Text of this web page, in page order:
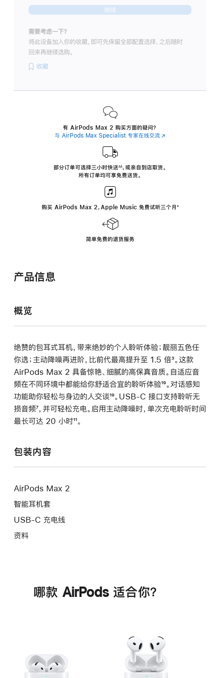
继续
需要考虑一下？
将此设备加入你的收藏，即可先保留全部配置选择，之后随时
回来再继续选购。
收藏
有 AirPods Max 2 购买方面的疑问？
与 AirPods Max Specialist 专家在线交流(在
中
部分订单可选择三小时快送∆∆， 或亲自到店取货。
所有订单均可享免费送货。
购买 AirPods Max 2，Apple Music 免费试听三个月 ‍脚
‍⁺
简单免费的退货服务
产品信息
概览
绝赞的包耳式耳机，带来绝妙的个人聆听体验；靓丽五色任
你选；主动降噪再进阶，比前代最高提升至 1.5 倍脚
注
³。这款
AirPods Max 2 具备惊艳、细腻的高保真音质。自适应音
频在不同环境中都能给你舒适合宜的聆听体验脚
注
¹⁹。对话感知
功能助你轻松与身边的人交谈脚
注
¹⁹。USB-C 接口支持聆听无
损音频脚
注
⁷，并可轻松充电。启用主动降噪时，单次充电聆听时间
最长可达 20 小时脚
¹¹。
包装内容
AirPods Max 2
智能耳机套
USB-C 充电线
资料
哪款 AirPods 适合你？